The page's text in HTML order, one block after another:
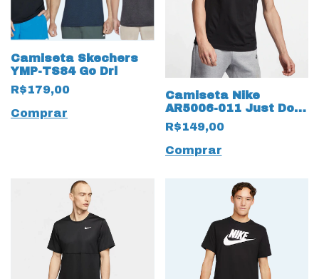
Camiseta Skechers
YMP-TS84 Go Dri
R$179,00
Comprar
Camiseta Nike
AR5006-011 Just Do It
Preto
R$149,00
Comprar